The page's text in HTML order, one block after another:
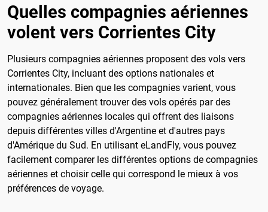
Quelles compagnies aériennes
volent vers Corrientes City
Plusieurs compagnies aériennes proposent des vols vers
Corrientes City, incluant des options nationales et
internationales. Bien que les compagnies varient, vous
pouvez généralement trouver des vols opérés par des
compagnies aériennes locales qui offrent des liaisons
depuis différentes villes d'Argentine et d'autres pays
d'Amérique du Sud. En utilisant eLandFly, vous pouvez
facilement comparer les différentes options de compagnies
aériennes et choisir celle qui correspond le mieux à vos
préférences de voyage.